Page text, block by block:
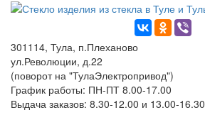
301114, Тула, п.Плеханово
ул.Революции, д.22
(поворот на "ТулаЭлектропривод")
График работы: ПН-ПТ 8.00-17.00
Выдача заказов: 8.30-12.00 и 13.00-16.30